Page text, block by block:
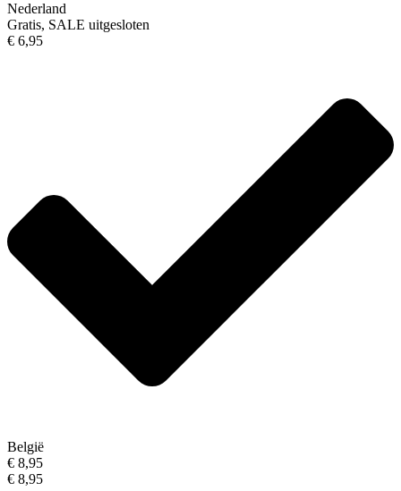
Nederland
Gratis, SALE uitgesloten
€ 6,95
België
€ 8,95
€ 8,95